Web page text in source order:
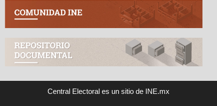
Central Electoral es un sitio de INE.mx